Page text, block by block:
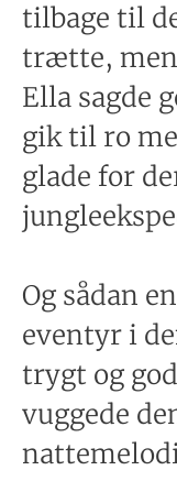
tilbage til
trætte, men
Ella sagde
gik til ro
glade for
Og sådan
eventyr i
trygt og
vuggede